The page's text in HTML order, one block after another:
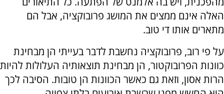
האלה אינם ממצים את המושג פרובוקציה, אבל הם
מתארים אותו די טוב.
על פי רוב, פרובוקציה נחשבת לדבר בעייתי הן מבחינת
כוונות הפרובוקטור, הן מבחינת תוצאותיה העלולות להיות
הרות אסון, וזאת גם כאשר הכוונות הן טובות. הסיבה לכך